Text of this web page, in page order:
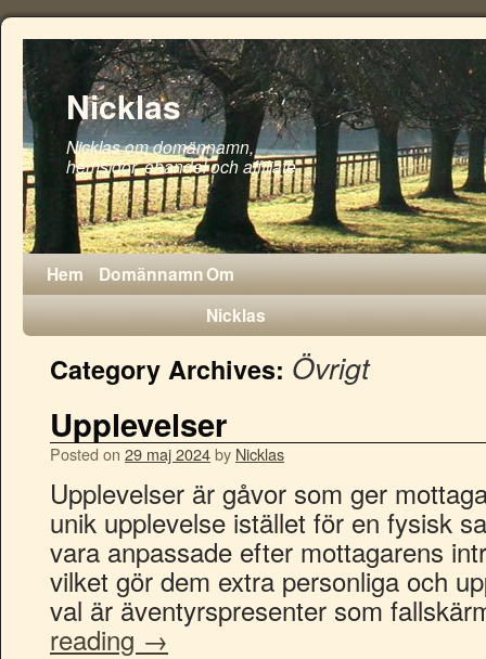
Nicklas
Nicklas om domännamn,
hemsidor, ehandel och affiliate
Hem DomännamnOm
Nicklas
Category Archives: Övrigt
Upplevelser
Posted on 29 maj 2024by Nicklas
Upplevelser är gåvor som ger
unik upplevelse istället för en fysisk
vara anpassade efter mottagarens
vilket gör dem extra personliga och
val är äventyrspresenter som
reading →